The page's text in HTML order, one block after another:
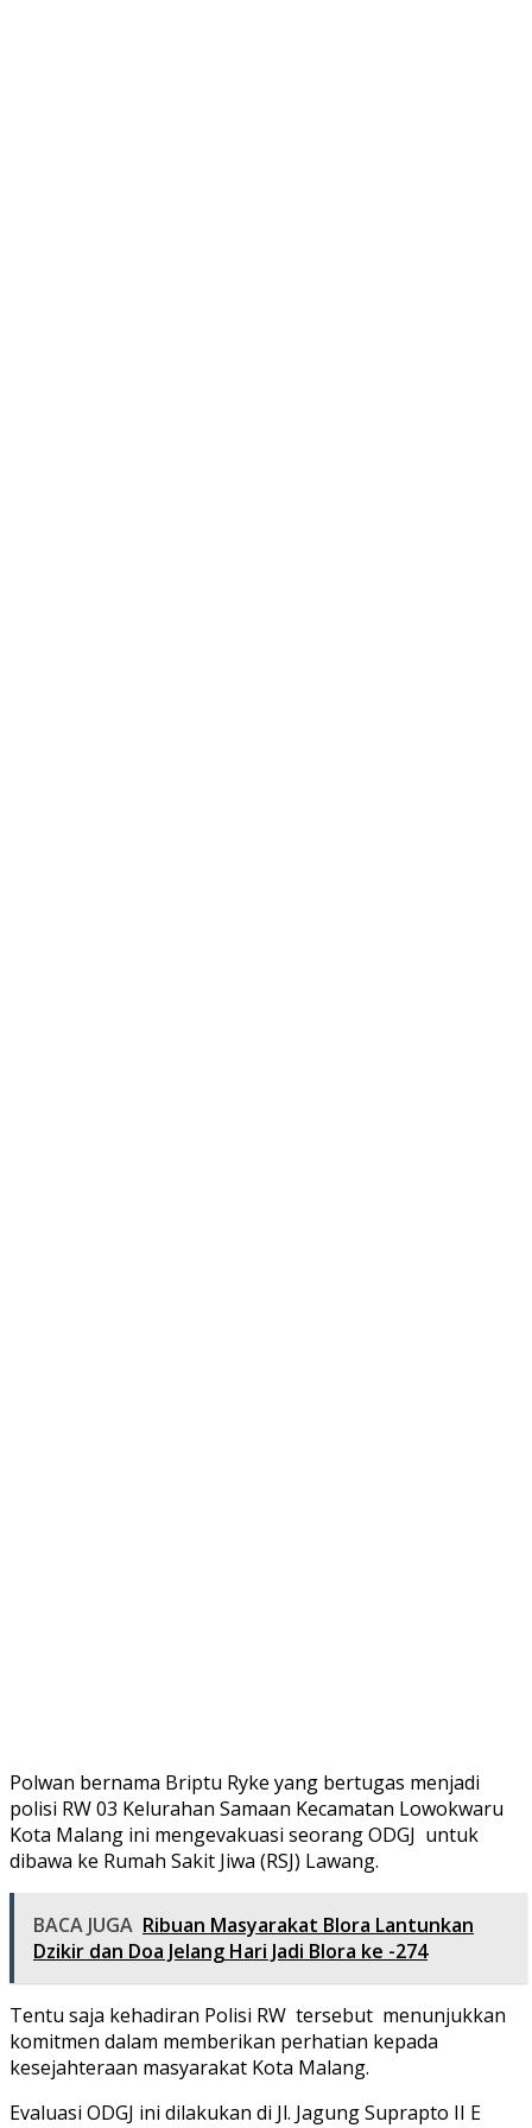
Polwan bernama Briptu Ryke yang bertugas menjadi
polisi RW 03 Kelurahan Samaan Kecamatan Lowokwaru
Kota Malang ini mengevakuasi seorang ODGJ untuk
dibawa ke Rumah Sakit Jiwa (RSJ) Lawang.
BACA JUGA Ribuan Masyarakat Blora Lantunkan
Dzikir dan Doa Jelang Hari Jadi Blora ke -274
Tentu saja kehadiran Polisi RW tersebut menunjukkan
komitmen dalam memberikan perhatian kepada
kesejahteraan masyarakat Kota Malang.
Evaluasi ODGJ ini dilakukan di Jl. Jagung Suprapto II E